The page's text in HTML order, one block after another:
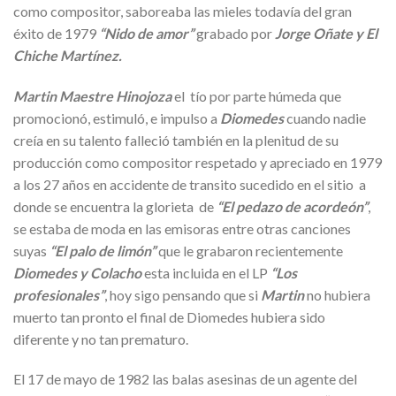
como compositor, saboreaba las mieles todavía del gran
éxito de 1979 “Nido de amor”grabado por Jorge Oñate y El
Chiche Martínez.
Martin Maestre Hinojozael tío por parte húmeda que
promocionó, estimuló, e impulso a Diomedescuando nadie
creía en su talento falleció también en la plenitud de su
producción como compositor respetado y apreciado en 1979
a los 27 años en accidente de transito sucedido en el sitio a
donde se encuentra la glorieta de “El pedazo de acordeón”,
se estaba de moda en las emisoras entre otras canciones
suyas “El palo de limón”que le grabaron recientemente
Diomedes y Colachoesta incluida en el LP “Los
profesionales”, hoy sigo pensando que si Martinno hubiera
muerto tan pronto el final de Diomedes hubiera sido
diferente y no tan prematuro.
El 17 de mayo de 1982 las balas asesinas de un agente del